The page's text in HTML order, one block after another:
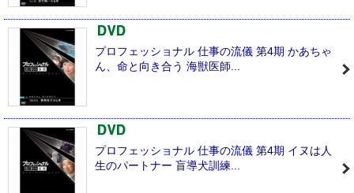
プロフェッショナル 仕事の流儀 第4期 かあちゃ
ん、命と向き合う 海獣医師...
プロフェッショナル 仕事の流儀 第4期 イヌは人
生のパートナー 盲導犬訓練...